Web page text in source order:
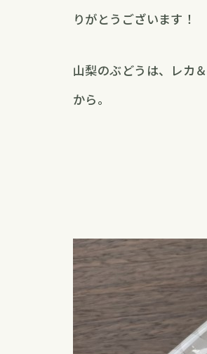
りがとうございます！
山梨のぶどうは、レカ
から。